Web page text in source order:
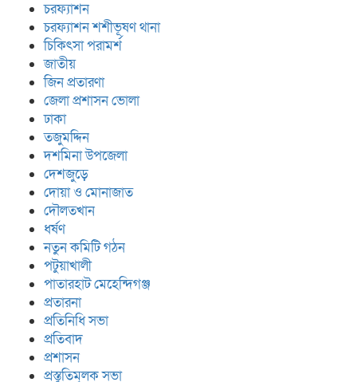
চরফ্যাশন
চরফ্যাশন শশীভূষণ থানা
চিকিৎসা পরামর্শ
জাতীয়
জিন প্রতারণা
জেলা প্রশাসন ভোলা
ঢাকা
তজুমদ্দিন
দশমিনা উপজেলা
দেশজুড়ে
দোয়া ও মোনাজাত
দৌলতখান
ধর্ষণ
নতুন কমিটি গঠন
পটুয়াখালী
পাতারহাট মেহেন্দিগঞ্জ
প্রতারনা
প্রতিনিধি সভা
প্রতিবাদ
প্রশাসন
প্রস্তুতিমূলক সভা